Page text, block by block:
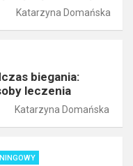
Katarzyna Domańska
biegania:
leczenia
Katarzyna Domańska